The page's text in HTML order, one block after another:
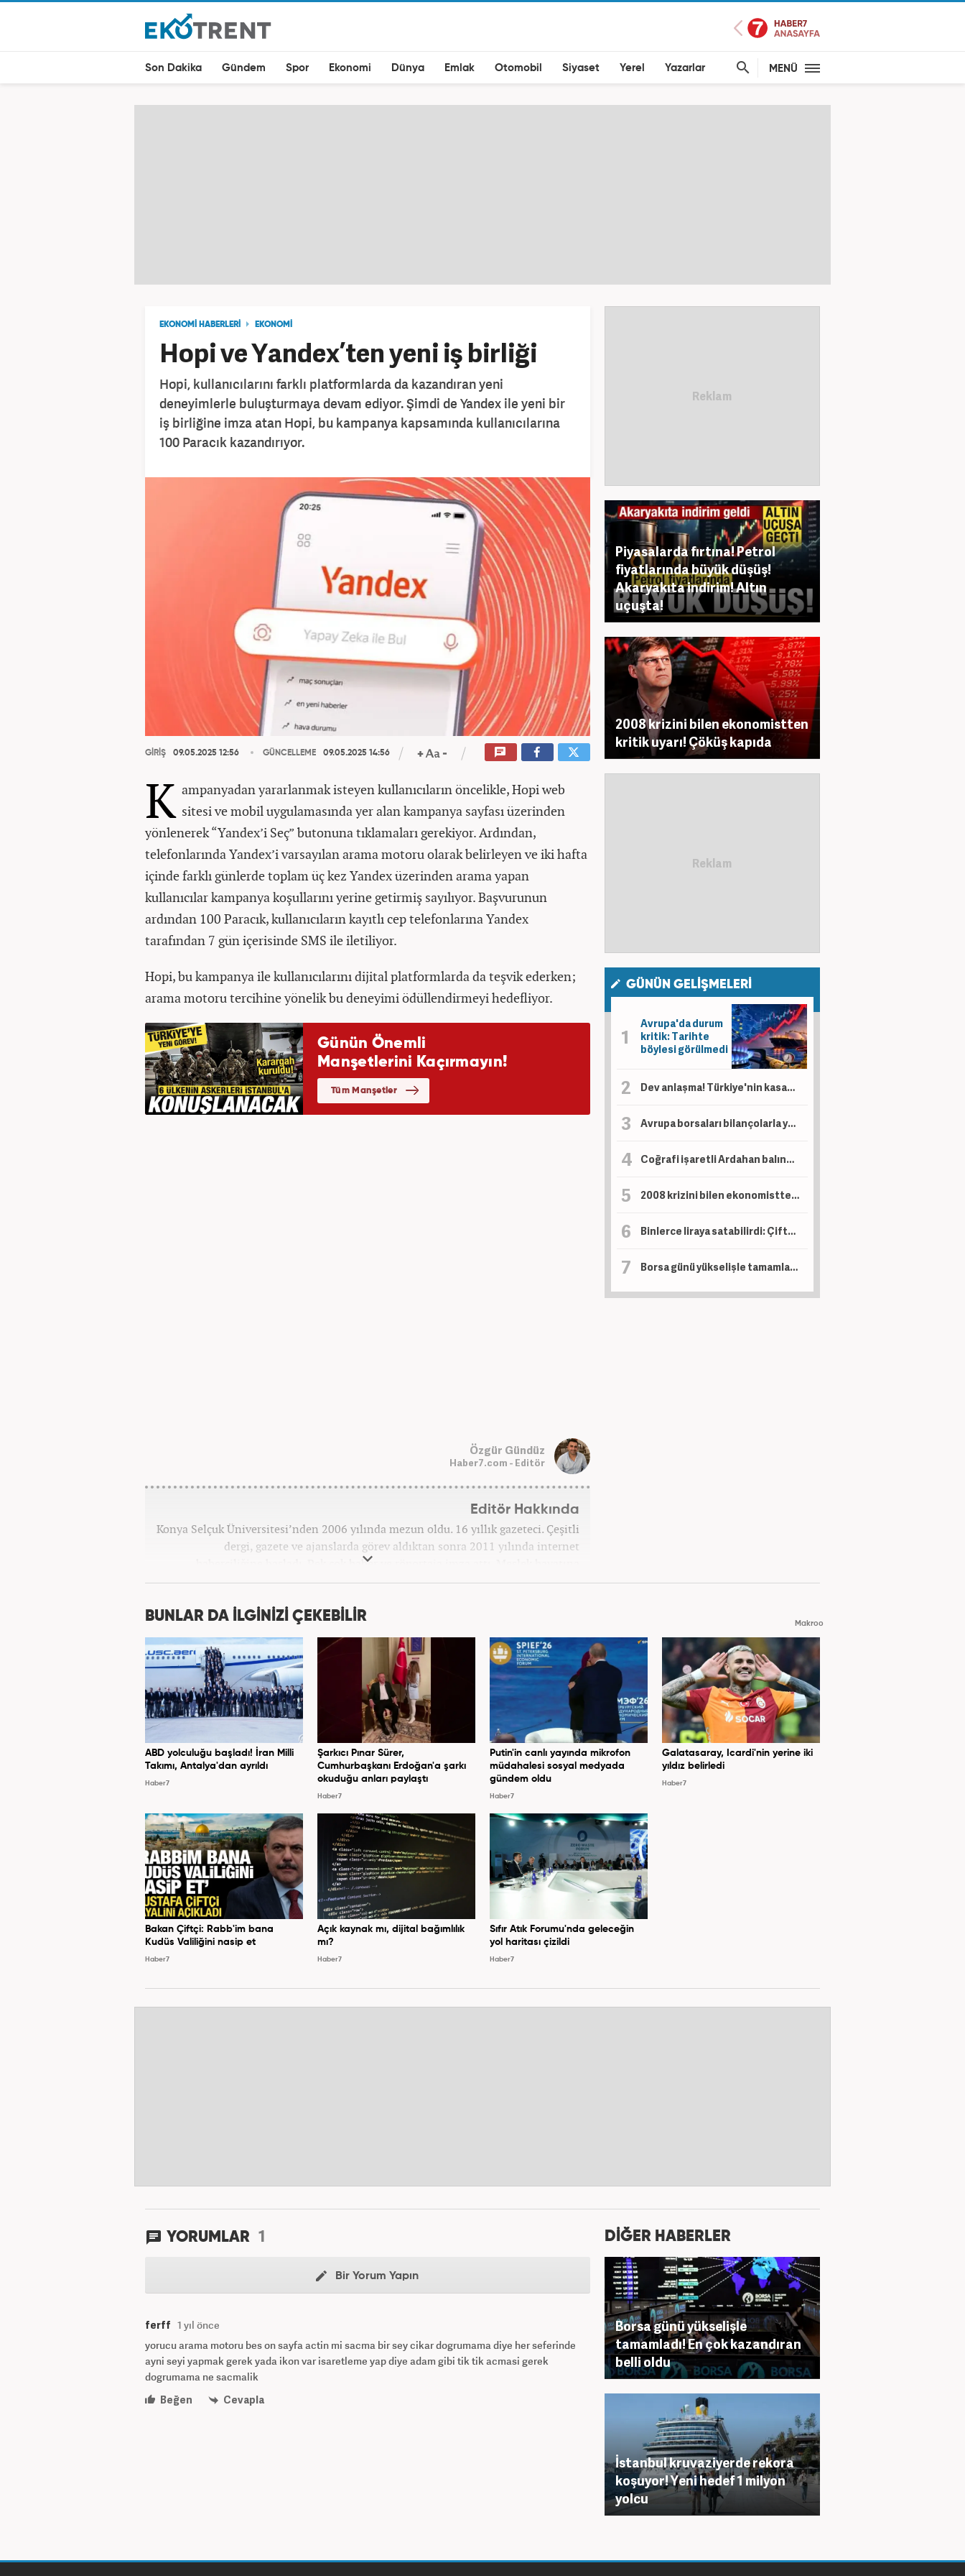
Son Dakika Gündem Spor Ekonomi Dünya Emlak Otomobil Siyaset Yerel Yazarlar MENÜ
EKONOMİ HABERLERİ EKONOMİ
Hopi ve Yandex’ten yeni iş birliği
Hopi, kullanıcılarını farklı platformlarda da kazandıran yeni
deneyimlerle buluşturmaya devam ediyor. Şimdi de Yandex ile yeni bir
iş birliğine imza atan Hopi, bu kampanya kapsamında kullanıcılarına
100 Paracık kazandırıyor.
GİRİŞ 09.05.2025 12:56 GÜNCELLEME 09.05.2025 14:56
K ampanyadan yararlanmak isteyen kullanıcıların öncelikle, Hopi web
sitesi ve mobil uygulamasında yer alan kampanya sayfası üzerinden
yönlenerek “Yandex’i Seç” butonuna tıklamaları gerekiyor. Ardından,
telefonlarında Yandex’i varsayılan arama motoru olarak belirleyen ve iki hafta
içinde farklı günlerde toplam üç kez Yandex üzerinden arama yapan
kullanıcılar kampanya koşullarını yerine getirmiş sayılıyor. Başvurunun
ardından 100 Paracık, kullanıcıların kayıtlı cep telefonlarına Yandex
tarafından 7 gün içerisinde SMS ile iletiliyor.
Hopi, bu kampanya ile kullanıcılarını dijital platformlarda da teşvik ederken;
arama motoru tercihine yönelik bu deneyimi ödüllendirmeyi hedefliyor.
Özgür Gündüz
Haber7.com - Editör
Editör Hakkında
Konya Selçuk Üniversitesi’nden 2006 yılında mezun oldu. 16 yıllık gazeteci. Çeşitli
dergi, gazete ve ajanslarda görev aldıktan sonra 2011 yılında internet
haberciliğine başladı. Pek çok haber ve röportaja imza attı. Meslek hayatına
Haber7.com’da 7 yıldır ekonomi editörü olarak devam etmektedir.
Piyasalarda fırtına! Petrol
fiyatlarında büyük düşüş!
Akaryakıta indirim! Altın
uçuşta!
2008 krizini bilen ekonomistten
kritik uyarı! Çöküş kapıda
GÜNÜN GELİŞMELERİ
Avrupa'da durum
kritik: Tarihte
böylesi görülmedi
Dev anlaşma! Türkiye'nin kasasına servet akacak! Bir ülkeden daha petrol sürprizi
Avrupa borsaları bilançolarla yükseldi! İngiltere negatif ayrıştı
Coğrafi işaretli Ardahan balında hasat başladı!
2008 krizini bilen ekonomistten kritik uyarı! Çöküş kapıda
Binlerce liraya satabilirdi: Çiftçi ürünlerini ücretsiz dağıttı!
Borsa günü yükselişle tamamladı! En çok kazandıran belli oldu
BUNLAR DA İLGİNİZİ ÇEKEBİLİR Makroo
ABD yolculuğu başladı! İran Milli
Takımı, Antalya'dan ayrıldı
Haber7
Şarkıcı Pınar Sürer,
Cumhurbaşkanı Erdoğan'a şarkı
okuduğu anları paylaştı
Haber7
Putin'in canlı yayında mikrofon
müdahalesi sosyal medyada
gündem oldu
Haber7
Galatasaray, Icardi'nin yerine iki
yıldız belirledi
Haber7
Bakan Çiftçi: Rabb'im bana
Kudüs Valiliğini nasip et
Haber7
Açık kaynak mı, dijital bağımlılık
mı?
Haber7
Sıfır Atık Forumu'nda geleceğin
yol haritası çizildi
Haber7
YORUMLAR 1
Bir Yorum Yapın
ferff 1 yıl önce
yorucu arama motoru bes on sayfa actin mi sacma bir sey cikar dogrumama diye her seferinde
ayni seyi yapmak gerek yada ikon var isaretleme yap diye adam gibi tik tik acmasi gerek
dogrumama ne sacmalik
Beğen
Cevapla
DİĞER HABERLER
Borsa günü yükselişle
tamamladı! En çok kazandıran
belli oldu
İstanbul kruvaziyerde rekora
koşuyor! Yeni hedef 1 milyon
yolcu